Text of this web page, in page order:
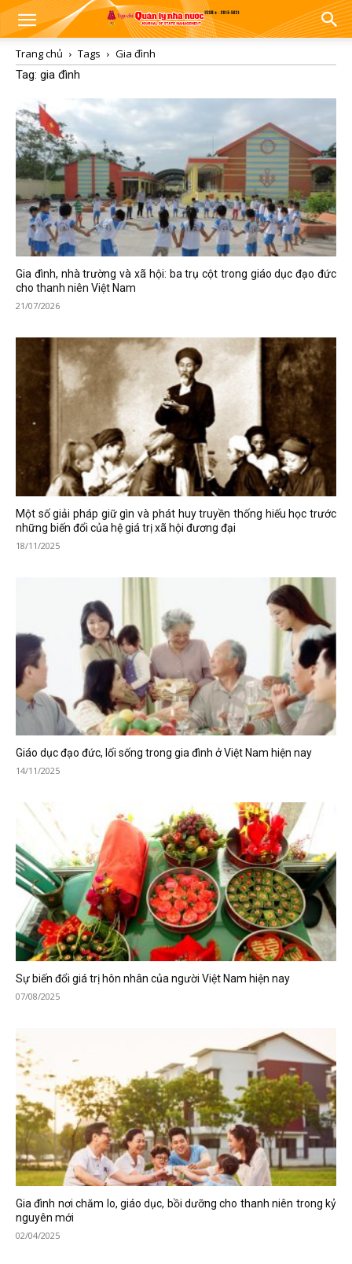
Trang chủ Tags
Gia đình
Tag: gia đình
Gia đình, nhà trường và xã hội: ba trụ cột trong giáo dục đạo đức
cho thanh niên Việt Nam
21/07/2026
Một số giải pháp giữ gìn và phát huy truyền thống hiếu học trước
những biến đổi của hệ giá trị xã hội đương đại
18/11/2025
Giáo dục đạo đức, lối sống trong gia đình ở Việt Nam hiện nay
14/11/2025
Sự biến đổi giá trị hôn nhân của người Việt Nam hiện nay
07/08/2025
Gia đình nơi chăm lo, giáo dục, bồi dưỡng cho thanh niên trong kỷ
nguyên mới
02/04/2025